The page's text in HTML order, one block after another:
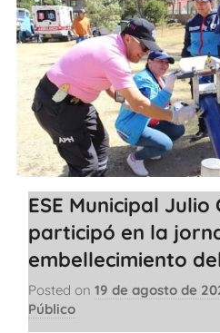
ESE Municipal
participó en la
embellecimiento
Posted on 19 de agosto de
Público